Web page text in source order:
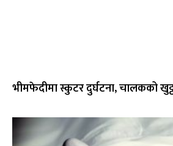
भीमफेदीमा स्कुटर दुर्घटना, चालकको